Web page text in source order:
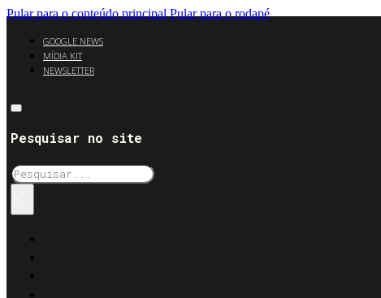
Pular para o conteúdo principal Pular para o rodapé
GOOGLE NEWS
MÍDIA KIT
NEWSLETTER
Pesquisar no site
Pesquisar